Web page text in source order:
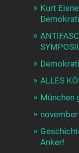
Kurt
ALLES
München
Anker!